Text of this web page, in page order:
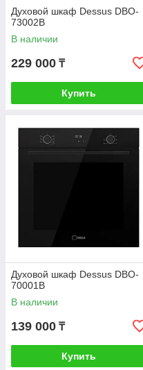
Духовой шкаф Dessus DBO-
73002B
В наличии
229 000 ₸
Купить
Духовой шкаф Dessus DBO-
70001B
В наличии
139 000 ₸
Купить